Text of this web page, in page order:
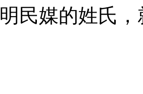
民媒的姓氏